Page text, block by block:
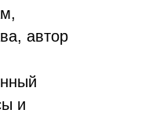
автор
и